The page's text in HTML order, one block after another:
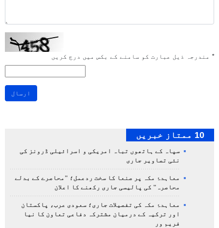
* مندرجہ ذیل عبارت کو سامنے کے بکس میں درج کریں
ارسال
10 ممتاز خبریں
سپاہ کے ہاتھوں تباہ امریکی و اسرائیلی ڈرونز کی
نئی تصاویر جاری
معاہدۂ مکہ پر صنعا کا سخت ردعمل؛ "محاصرے کے بدلے
محاصرہ" کی پالیسی جاری رکھنے کا اعلان
معاہدۂ مکہ کی تفصیلات جاری؛ سعودی عرب، پاکستان
اور ترکیہ کے درمیان مشترکہ دفاعی تعاون کا نیا
فریم ور